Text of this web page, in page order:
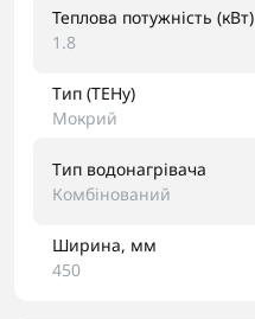
Теплова потужність (кВт)
1.8
Тип (ТЕНу)
Мокрий
Тип водонагрівача
Комбінований
Ширина, мм
450